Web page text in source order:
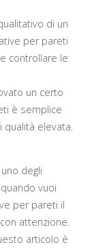
di un
per pareti
controllare le
un certo
è semplice
elevata.
degli
vuoi
per pareti il
attenzione.
articolo è